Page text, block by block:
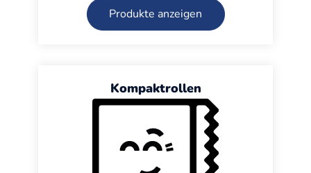
Produkte anzeigen
Kompaktrollen